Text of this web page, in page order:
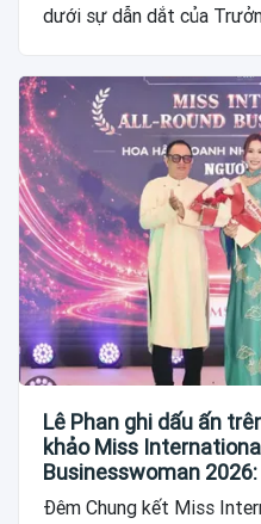
dưới sự dẫn dắt của
Lê Phan ghi dấu ấn
khảo Miss
Businesswoman
tỏa giá trị của người
Đêm Chung kết Miss